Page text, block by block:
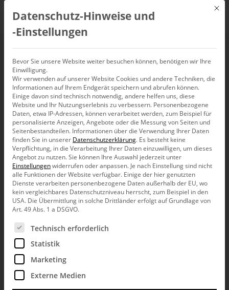
Logarithmische
Skalierung
Bella berät
Kick mal
Bürohund Bella bloggt über die Wichtigkeit des Logarithmuses in der Datenvisualisierung.
Mit
Datenschutz-Hinweise und
‑Einstellungen
Bevor Sie unsere Website weiter besuchen können, benötigen wir Ihre
Einwilligung.
Wir verwenden auf unserer Website Cookies und andere Techniken, die
Informationen auf Ihrem Endgerät speichern und abrufen können.
Einige davon sind technisch notwendig, andere helfen uns, diese
Website und Ihr Nutzungserlebnis zu verbessern. Personenbezogene
Daten, etwa IP-Adressen, können verarbeitet werden, zum Beispiel für
personalisierte Anzeigen, Angebote oder die Messung von Seiten und
Seitenbestandteilen. Informationen über die Verwendung Ihrer Daten
finden Sie in unserer Datenschutzerklärung. Es besteht keine
Verpflichtung, in die Verarbeitung Ihrer Daten einzuwilligen, um dieses
Angebot zu nutzen.Sie können Ihre Auswahl jederzeit unter
Einstellungenwiderrufen oder anpassen. Je nach Einstellung sind nicht
alle Funktionen der Website verfügbar. Einige der hier genutzten
Dienste verarbeiten personenbezogene Daten außerhalb der EU, wo
kein vergleichbares Datenschutzniveau herrscht, zum Beispiel in den
USA. Die Übermittlung in solche Drittländer erfolgt auf Grundlage von
Art. 49 Abs. 1 a DSGVO.
Es folgt eine Liste der Service-Gruppen, für die eine
Technisch erforderlich
Statistik
Marketing
Externe Medien